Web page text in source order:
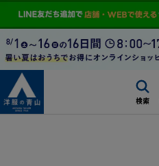
検索